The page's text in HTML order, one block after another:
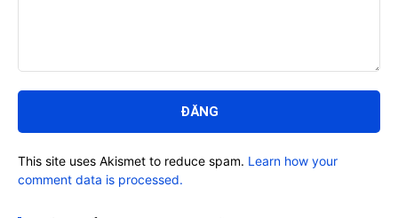
luận:
This site uses Akismet to reduce spam. Learn how your
comment data is processed.